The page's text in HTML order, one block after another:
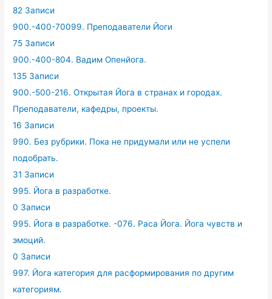
82 Записи
900.-400-70099. Преподаватели Йоги
75 Записи
900.-400-804. Вадим Опенйога.
135 Записи
900.-500-216. Открытая Йога в странах и городах.
Преподаватели, кафедры, проекты.
16 Записи
990. Без рубрики. Пока не придумали или не успели
подобрать.
31 Записи
995. Йога в разработке.
0 Записи
995. Йога в разработке. -076. Раса Йога. Йога чувств и
эмоций.
0 Записи
997. Йога категория для расформирования по другим
категориям.